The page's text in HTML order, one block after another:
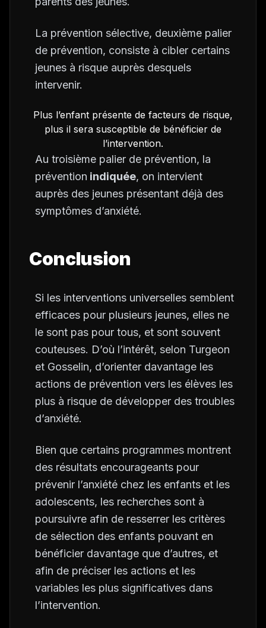
La prévention sélective, deuxième palier
de prévention, consiste à cibler certains
jeunes à risque auprès desquels
intervenir.
Plus l’enfant présente de facteurs de risque,
plus il sera susceptible de bénéficier de
l’intervention.
Au troisième palier de prévention, la
prévention indiquée, on intervient
auprès des jeunes présentant déjà des
symptômes d’anxiété.
Conclusion
Si les interventions universelles semblent
efficaces pour plusieurs jeunes, elles ne
le sont pas pour tous, et sont souvent
couteuses. D’où l’intérêt, selon Turgeon
et Gosselin, d’orienter davantage les
actions de prévention vers les élèves les
plus à risque de développer des troubles
d’anxiété.
Bien que certains programmes montrent
des résultats encourageants pour
prévenir l’anxiété chez les enfants et les
adolescents, les recherches sont à
poursuivre afin de resserrer les critères
de sélection des enfants pouvant en
bénéficier davantage que d’autres, et
afin de préciser les actions et les
variables les plus significatives dans
l’intervention.